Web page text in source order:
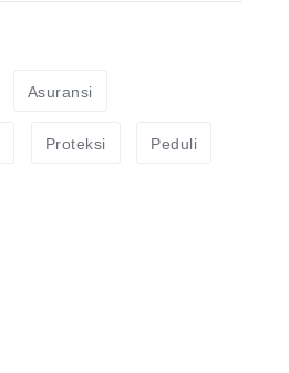
Asuransi
Proteksi Peduli